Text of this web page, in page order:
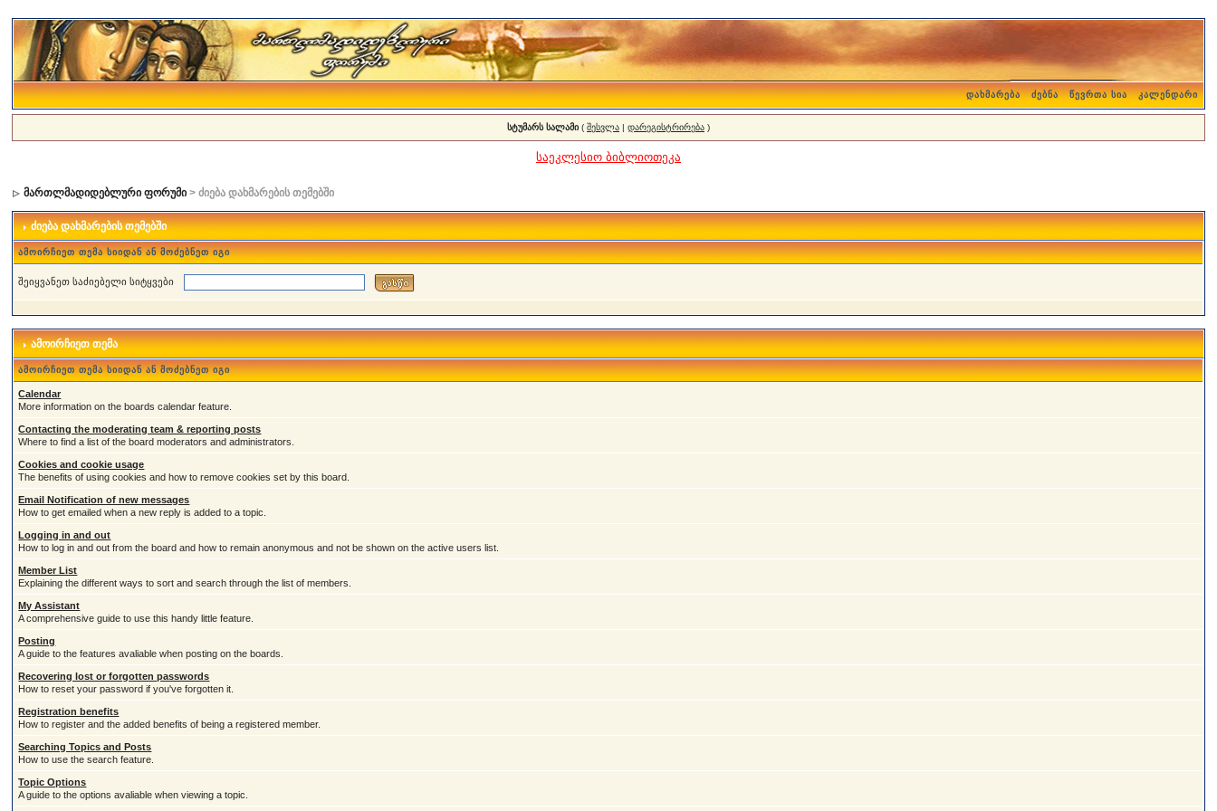
დახმარება ძებნა წევრთა სია კალენდარი
სტუმარს სალამი( შესვლა| დარეგისტრირება)
საეკლესიო ბიბლიოთეკა
მართლმადიდებლური ფორუმი > ძიება დახმარების თემებში
ძიება დახმარების თემებში
ამოირჩიეთ თემა სიიდან ან მოძებნეთ იგი
შეიყვანეთ საძიებელი სიტყვები
ამოირჩიეთ თემა
ამოირჩიეთ თემა სიიდან ან მოძებნეთ იგი
Calendar
More information on the boards calendar feature.
Contacting the moderating team & reporting posts
Where to find a list of the board moderators and administrators.
Cookies and cookie usage
The benefits of using cookies and how to remove cookies set by this board.
Email Notification of new messages
How to get emailed when a new reply is added to a topic.
Logging in and out
How to log in and out from the board and how to remain anonymous and not be shown on the active users list.
Member List
Explaining the different ways to sort and search through the list of members.
My Assistant
A comprehensive guide to use this handy little feature.
Posting
A guide to the features avaliable when posting on the boards.
Recovering lost or forgotten passwords
How to reset your password if you've forgotten it.
Registration benefits
How to register and the added benefits of being a registered member.
Searching Topics and Posts
How to use the search feature.
Topic Options
A guide to the options avaliable when viewing a topic.